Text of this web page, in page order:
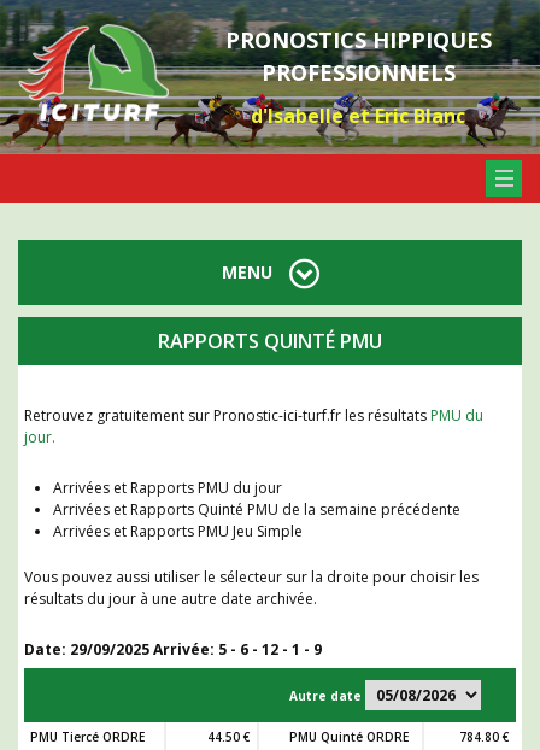
PRONOSTICS HIPPIQUES
PROFESSIONNELS
d'Isabelle et Eric Blanc
RAPPORTS QUINTÉ PMU
Retrouvez gratuitement sur Pronostic-ici-turf.fr les résultats PMU du
jour.
Arrivées et Rapports PMU du jour
Arrivées et Rapports Quinté PMU de la semaine précédente
Arrivées et Rapports PMU Jeu Simple
Vous pouvez aussi utiliser le sélecteur sur la droite pour choisir les
résultats du jour à une autre date archivée.
Date: 29/09/2025Arrivée: 5 - 6 - 12 - 1 - 9
Autre date
PMU Tiercé ORDRE 44.50 € PMU Quinté ORDRE
784.80 €
MENU